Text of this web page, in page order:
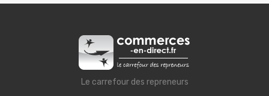
Le carrefour des repreneurs